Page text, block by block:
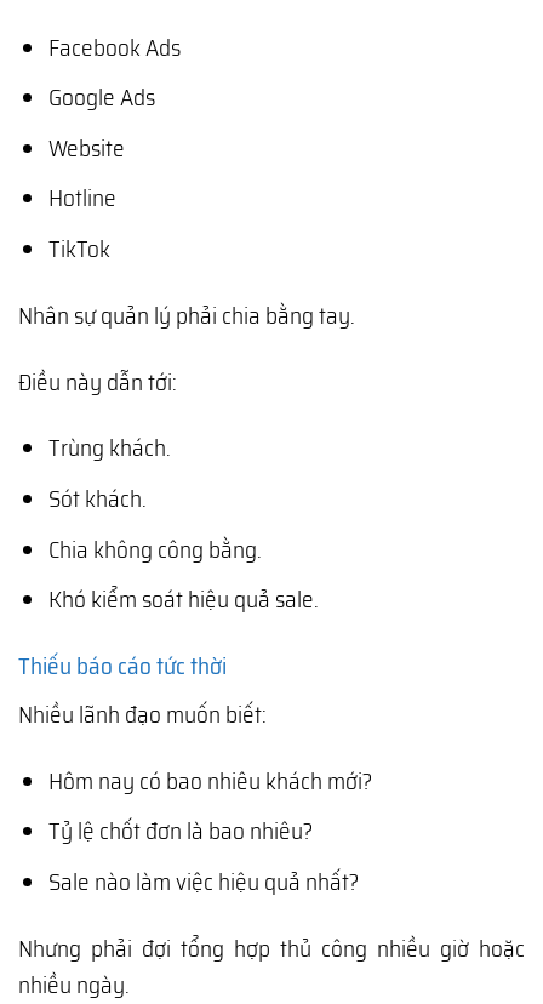
Facebook Ads
Google Ads
Website
Hotline
TikTok
Nhân sự quản lý phải chia bằng tay.
Điều này dẫn tới:
Trùng khách.
Sót khách.
Chia không công bằng.
Khó kiểm soát hiệu quả sale.
Thiếu báo cáo tức thời
Nhiều lãnh đạo muốn biết:
Hôm nay có bao nhiêu khách mới?
Tỷ lệ chốt đơn là bao nhiêu?
Sale nào làm việc hiệu quả nhất?
Nhưng phải đợi tổng hợp thủ công nhiều giờ hoặc
nhiều ngày.